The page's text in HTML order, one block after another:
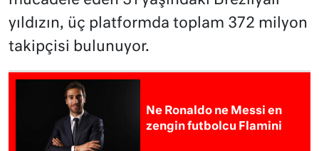
yıldızın, üç platformda toplam 372 milyon
takipçisi bulunuyor.
Ne Ronaldo ne Messi en
zengin futbolcu Flamini